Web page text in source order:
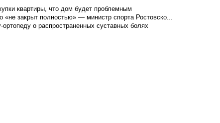
квартиры, что дом будет проблемным
«не закрыт полностью» — министр спорта Ростовско...
о распространенных суставных болях